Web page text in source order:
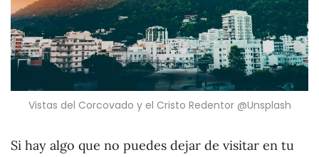
Vistas del Corcovado y el Cristo Redentor @Unsplash
Si hay algo que no puedes dejar de visitar en tu